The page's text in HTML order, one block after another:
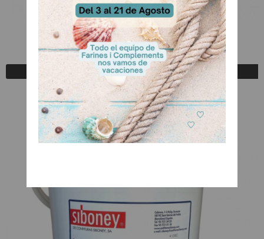
Relleno Cereza Negra
A Consultar
Registrarse para comprar